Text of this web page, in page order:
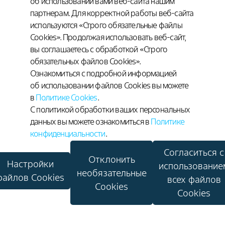
Не являетесь медицинским
или фармацевтическим
работником?
Вернуться на главную
страницу
фармацевтом) или обратитесь в регуляторные
органы. Обращения можно также направлять
по адресу drugsafety.russia@bayer.ru.
партнерам. Для корректной работы веб-сайта
используются «Строго обязательные файлы
Cookies». Продолжая использовать веб-сайт,
вы соглашаетесь с обработкой «Строго
обязательных файлов Cookies».
Ознакомиться с подробной информацией
об использовании файлов Cookies вы можете
в Политике Cookies.
С политикой обработки ваших персональных
данных вы можете ознакомиться в Политике
конфиденциальности.
Настройки
Cookies
Отклонить
необязательные
Cookies
Согласиться с
всех файлов
Cookies